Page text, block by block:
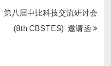
第八届中比科技交流研讨会
(8th CBSTES) 邀请函